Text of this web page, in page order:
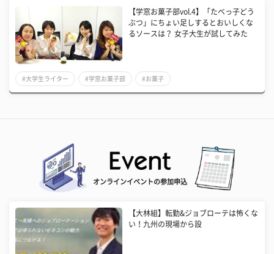
【学窓お菓子部vol.4】「たべっ子どう
ぶつ」にちょい足しするとおいしくな
るソースは？ 女子大生が試してみた
#大学生ライター #学窓お菓子部 #お菓子
オンラインイベントの参加申込
【大林組】転勤&ジョブローテは怖くな
い！九州の現場から設